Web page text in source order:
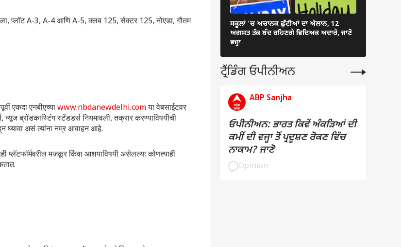
प्लॉट A-3, A-4 आणि A-5, क्लब 125, सेक्टर 125, नोएडा, गौतम
एकदा एनबीएच्याwww.nbdanewdelhi.comया वेबसाईटवर
ब्रॉडकास्टिंग स्टँडडर्स नियमावली, तक्रार करण्याविषयीची
घ्यावा असं त्यांना नम्र आवाहन आहे.
प्लॅटफॉर्मवरील मजकूर किंवा आशयाविषयी असेलल्या कोणत्याही
ਸਕੂਲਾਂ 'ਚ ਅਚਾਨਕ ਛੁੱਟੀਆਂ ਦਾ ਐਲਾਨ, 12
ਅਗਸਤ ਤੱਕ ਬੰਦ ਰਹਿਣਗੇ ਵਿਦਿਅਕ ਅਦਾਰੇ, ਜਾਣੋ
ਵਜ੍ਹਾ
ਟ੍ਰੈਂਡਿੰਗ ਓਪੀਨੀਅਨ
ABP Sanjha
ਓਪੀਨੀਅਨ: ਭਾਰਤ ਕਿਵੇਂ ਅੰਕੜਿਆਂ ਦੀ
ਕਮੀਂ ਦੀ ਵਜ੍ਹਾ ਤੋਂ ਪ੍ਰਦੂਸ਼ਣ ਰੋਕਣ ਵਿੱਚ
ਨਾਕਾਮ? ਜਾਣੋ
Opinion